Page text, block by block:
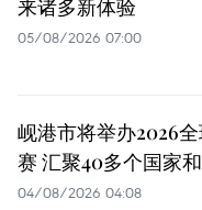
来诸多新体验
05/08/2026 07:00
岘港市将举办2026
赛 汇聚40多个国家
04/08/2026 04:08